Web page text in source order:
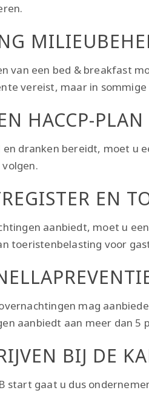
van een bed & breakfast
vereist, maar in
HACCP-
en dranken bereidt, moet u
EN
aanbiedt, moet u
toeristenbelasting voor
mag
aanbiedt aan meer dan
BIJ DE
start gaat u dus